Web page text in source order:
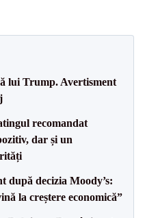
lui Trump. Avertisment
recomandat
dar și un
după decizia Moody’s:
la creștere economică”